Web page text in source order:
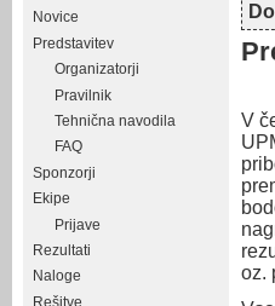
Novice
Predstavitev
Organizatorji
Pravilnik
Tehnična navodila
FAQ
Sponzorji
Ekipe
Prijave
Rezultati
Naloge
Rešitve
V
oz.